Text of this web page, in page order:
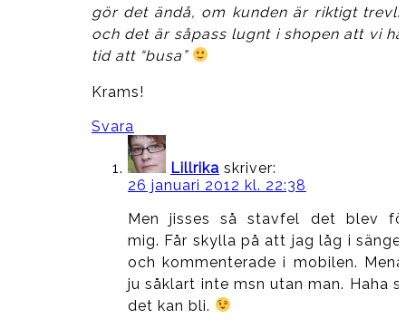
gör det ändå, om kunden är riktigt
och det är såpass lugnt i shopen att vi
tid att “busa”
Krams!
Svara
Lillrika skriver:
26 januari 2012 kl. 22:38
Men jisses så stavfel det blev
mig. Får skylla på att jag låg i
och kommenterade i mobilen.
ju såklart inte msn utan man. Haha
det kan bli.